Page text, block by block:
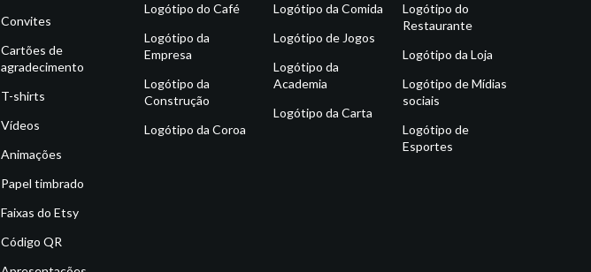
Convites
Cartões de
agradecimento
T-shirts
Vídeos
Animações
Papel timbrado
Faixas do Etsy
Código QR
Logótipo do Café
Logótipo da
Empresa
Logótipo da
Construção
Logótipo da Coroa
Logótipo da Comida
Logótipo de Jogos
Logótipo da
Academia
Logótipo da Carta
Logótipo do
Restaurante
Logótipo da Loja
Logótipo de Mídias
sociais
Logótipo de
Esportes